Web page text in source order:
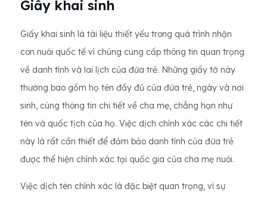
Giấy khai sinh
Giấy khai sinh là tài liệu thiết yếu trong quá trình nhận
con nuôi quốc tế vì chúng cung cấp thông tin quan trọng
về danh tính và lai lịch của đứa trẻ. Những giấy tờ này
thường bao gồm họ tên đầy đủ của đứa trẻ, ngày và nơi
sinh, cùng thông tin chi tiết về cha mẹ, chẳng hạn như
tên và quốc tịch của họ. Việc dịch chính xác các chi tiết
này là rất cần thiết để đảm bảo danh tính của đứa trẻ
được thể hiện chính xác tại quốc gia của cha mẹ nuôi.
Việc dịch tên chính xác là đặc biệt quan trọng, vì sự